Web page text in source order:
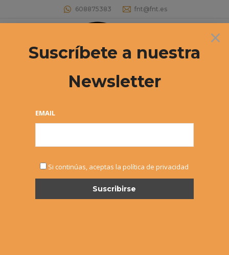
608875383 fnt@fnt.es
Buscar: ×
Suscríbete a nuestra
Newsletter
EMAIL
Si continúas, aceptas la política de privacidad